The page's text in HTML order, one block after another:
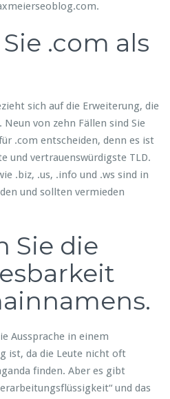
.com als
sich auf die Erweiterung, die
von zehn Fällen sind Sie
.com entscheiden, denn es ist
und vertrauenswürdigste TLD.
.biz, .us, .info und .ws sind in
und sollten vermieden
Sie die
Aussprache in einem
ist, da die Leute nicht oft
finden. Aber es gibt
und das